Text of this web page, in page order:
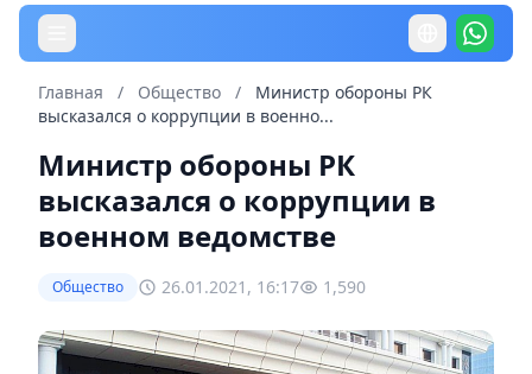
Главная / Общество /
Министр обороны РК
высказался о коррупции в военно...
Министр обороны РК
высказался о коррупции в
военном ведомстве
Общество 26.01.2021, 16:17 1,590